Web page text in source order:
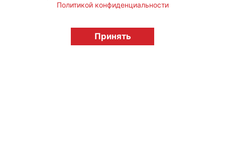
licensingrussia.ru, 2009-2026 12+
Политикой конфиденциальности
Принять